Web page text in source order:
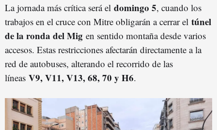
La jornada más crítica será el domingo 5, cuando los
trabajos en el cruce con Mitre obligarán a cerrar el túnel
de la ronda del Mig en sentido montaña desde varios
accesos. Estas restricciones afectarán directamente a la
red de autobuses, alterando el recorrido de las
líneas V9, V11, V13, 68, 70 y H6.